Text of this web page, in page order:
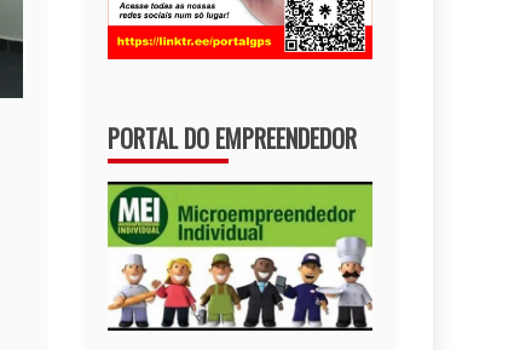
PORTAL DO EMPREENDEDOR